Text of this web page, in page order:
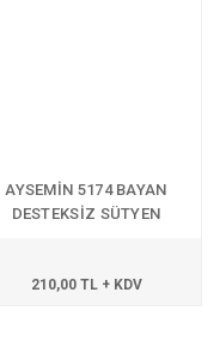
AYSEMİN 5174 BAYAN
DESTEKSİZ SÜTYEN
210,00 TL + KDV